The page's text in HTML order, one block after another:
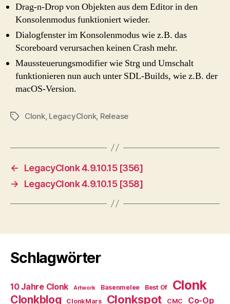
Drag-n-Drop von Objekten aus dem Editor in den
Konsolenmodus funktioniert wieder.
Dialogfenster im Konsolenmodus wie z.B. das
Scoreboard verursachen keinen Crash mehr.
Maussteuerungsmodifier wie Strg und Umschalt
funktionieren nun auch unter SDL-Builds, wie z.B. der
macOS-Version.
Schlagwörter
Clonk, LegacyClonk, Release
←
LegacyClonk 4.9.10.15 [356]
→
LegacyClonk 4.9.10.15 [358]
Schlagwörter
10 Jahre Clonk Artwork Basenmelee Best Of Clonk
Clonkblog ClonkMars Clonkspot CMC Co-Op